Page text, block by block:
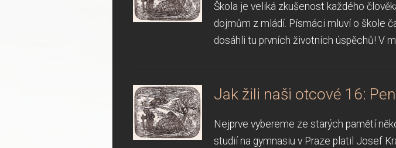
Škola je veliká zkušenost každého
dojmům z mládí. Písmáci mluví o škole
dosáhli tu prvních životních úspěchů! V
Jak žili naši otcové 16:
Nejprve vybereme ze starých pamětí
studií na gymnasiu v Praze platil Josef